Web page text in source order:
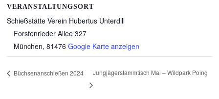
VERANSTALTUNGSORT
Schießstätte Verein Hubertus Unterdill
Forstenrieder Allee 327
München, 81476 Google Karte anzeigen
Büchsenanschießen 2024 Jungjägerstammtisch Mai – Wildpark Poing